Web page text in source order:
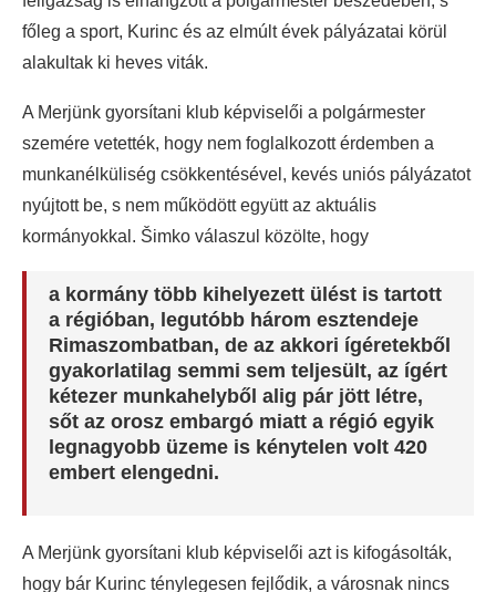
főleg a sport, Kurinc és az elmúlt évek pályázatai körül
alakultak ki heves viták.
A Merjünk gyorsítani klub képviselői a polgármester
szemére vetették, hogy nem foglalkozott érdemben a
munkanélküliség csökkentésével, kevés uniós pályázatot
nyújtott be, s nem működött együtt az aktuális
kormányokkal. Šimko válaszul közölte, hogy
a kormány több kihelyezett ülést is tartott
a régióban, legutóbb három esztendeje
Rimaszombatban, de az akkori ígéretekből
gyakorlatilag semmi sem teljesült, az ígért
kétezer munkahelyből alig pár jött létre,
sőt az orosz embargó miatt a régió egyik
legnagyobb üzeme is kénytelen volt 420
embert elengedni.
A Merjünk gyorsítani klub képviselői azt is kifogásolták,
hogy bár Kurinc ténylegesen fejlődik, a városnak nincs